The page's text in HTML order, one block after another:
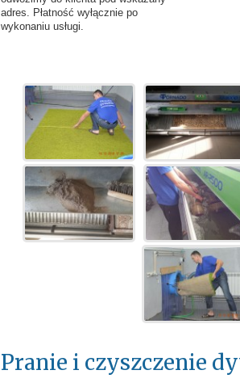
adres. Płatność wyłącznie po
wykonaniu usługi.
Pranie i czyszczenie